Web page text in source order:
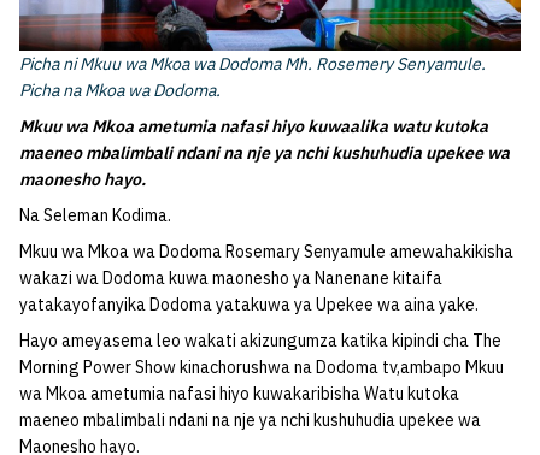
Picha ni Mkuu wa Mkoa wa Dodoma Mh. Rosemery Senyamule.
Picha na Mkoa wa Dodoma.
Mkuu wa Mkoa ametumia nafasi hiyo kuwaalika watu kutoka
maeneo mbalimbali ndani na nje ya nchi kushuhudia upekee wa
maonesho hayo.
Na Seleman Kodima.
Mkuu wa Mkoa wa Dodoma Rosemary Senyamule amewahakikisha
wakazi wa Dodoma kuwa maonesho ya Nanenane kitaifa
yatakayofanyika Dodoma yatakuwa ya Upekee wa aina yake.
Hayo ameyasema leo wakati akizungumza katika kipindi cha The
Morning Power Show kinachorushwa na Dodoma tv,ambapo Mkuu
wa Mkoa ametumia nafasi hiyo kuwakaribisha Watu kutoka
maeneo mbalimbali ndani na nje ya nchi kushuhudia upekee wa
Maonesho hayo.